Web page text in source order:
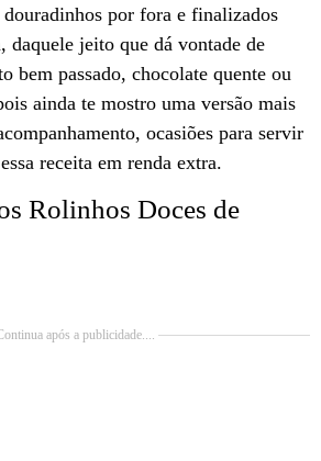
por fora e finalizados
daquele jeito que dá vontade de
bem passado, chocolate quente ou
ainda te mostro uma versão mais
ocasiões para servir
receita em renda extra.
Rolinhos Doces de
após a publicidade....